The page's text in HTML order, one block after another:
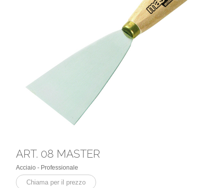
ART. 08 MASTER
Acciaio - Professionale
Chiama per il prezzo